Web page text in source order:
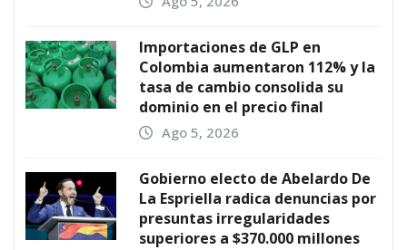
Importaciones de GLP en
Colombia aumentaron 112% y la
tasa de cambio consolida su
dominio en el precio final
Ago 5, 2026
Gobierno electo de Abelardo De
La Espriella radica denuncias por
presuntas irregularidades
superiores a $370.000 millones